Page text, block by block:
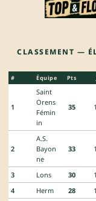
CLASSEMENT —
# Équipe Pts
1
Saint
Orens
Fémin
in
35
2
A.S.
Bayon
ne
33
3 Lons 30
4
Herm 28